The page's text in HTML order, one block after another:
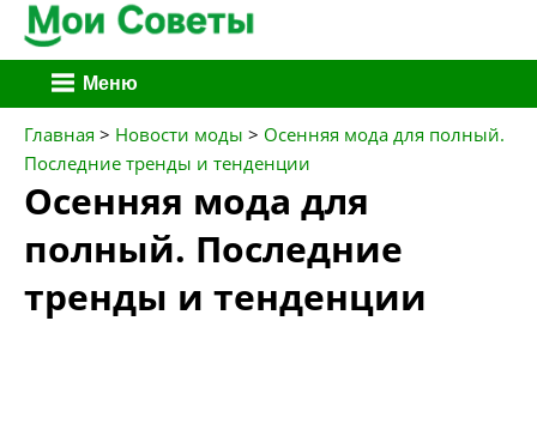
Перейти
к
содержимому
Меню
Главная > Новости моды > Осенняя мода для полный.
Последние тренды и тенденции
Осенняя мода для
полный. Последние
тренды и тенденции